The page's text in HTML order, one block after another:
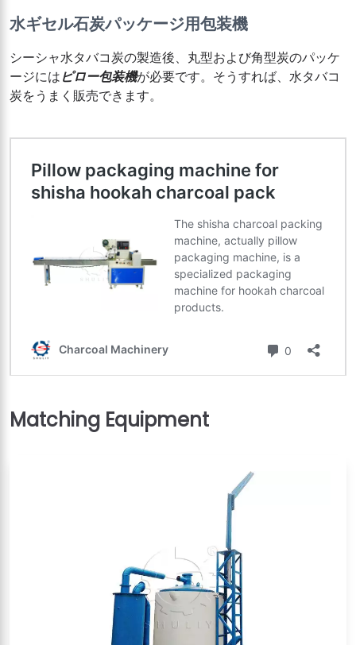
水ギセル石炭パッケージ用包装機
シーシャ水タバコ炭の製造後、丸型および角型炭のパッケ
ージにはピロー包装機が必要です。そうすれば、水タバコ
炭をうまく販売できます。